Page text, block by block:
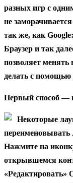
разных игр с
не
так же, как
Браузер и так
позволяет
делать с
Первый способ —
Некоторые
Нажмите на
открывшемся
«Редактировать»